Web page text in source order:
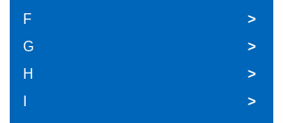
F
>
G
>
H
>
>